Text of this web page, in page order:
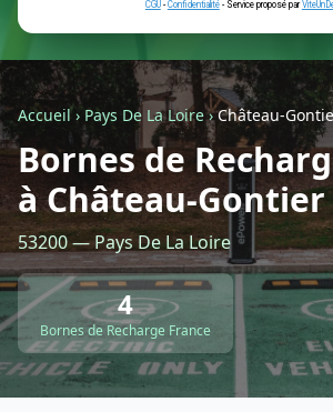
Je ne sais
Autre
Retour à la liste
CGU-Confidentialité- Service
Accueil› Pays De La Loire›Château-
Bornes de
à Château-Gontier
53200 — Pays De La Loire
4
Bornes de Recharge France